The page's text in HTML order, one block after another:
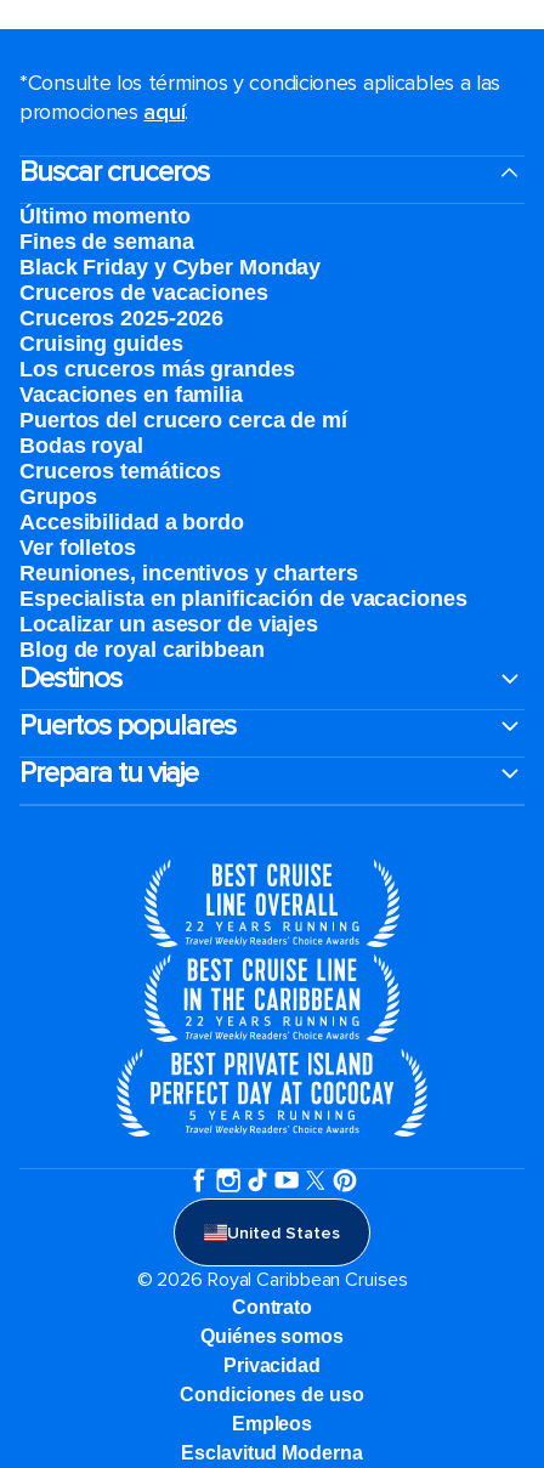
*Consulte los términos y condiciones aplicables a las
promociones aquí.
Buscar cruceros
Último momento
Fines de semana
Black Friday y Cyber Monday
Cruceros de vacaciones
Cruceros 2025-2026
Cruising guides
Los cruceros más grandes
Vacaciones en familia
Puertos del crucero cerca de mí
Bodas royal
Cruceros temáticos
Grupos
Accesibilidad a bordo
Ver folletos
Reuniones, incentivos y charters​
Especialista en planificación de vacaciones
Localizar un asesor de viajes
Blog de royal caribbean
Destinos
Puertos populares
Prepara tu viaje
United States
© 2026 Royal Caribbean Cruises
Contrato
Quiénes somos
Privacidad
Condiciones de uso
Empleos
Esclavitud Moderna